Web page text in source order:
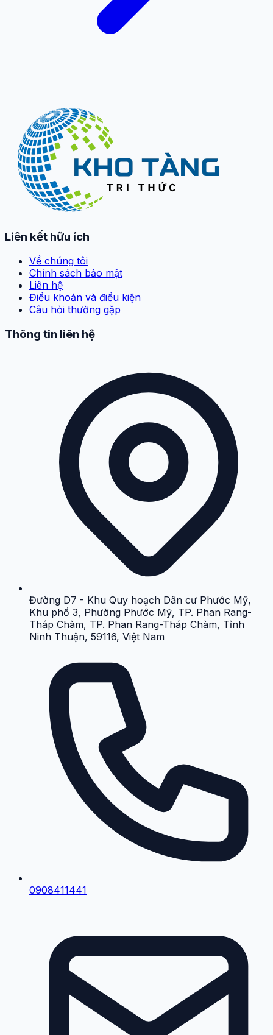
Liên kết hữu ích
Về chúng tôi
Chính sách bảo mật
Liên hệ
Điều khoản và điều kiện
Câu hỏi thường gặp
Thông tin liên hệ
Đường D7 - Khu Quy hoạch Dân cư Phước Mỹ,
Khu phố 3, Phường Phước Mỹ, TP. Phan Rang-
Tháp Chàm, TP. Phan Rang-Tháp Chàm, Tỉnh
Ninh Thuận, 59116, Việt Nam
0908411441